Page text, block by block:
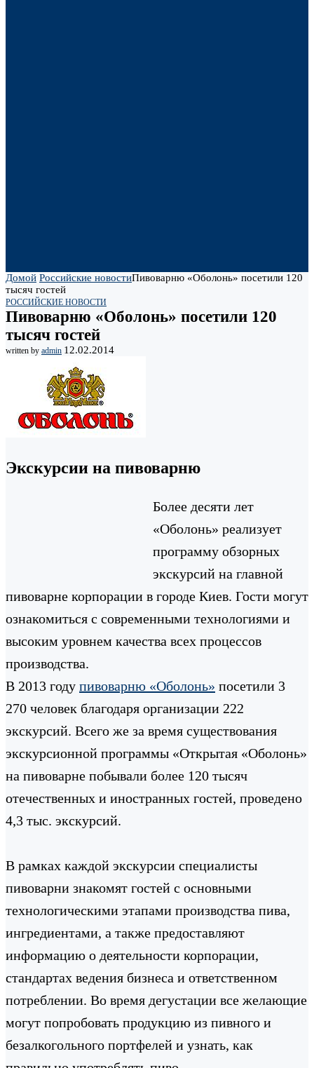
Домой Российские новостиПивоварню «Оболонь» посетили 120
тысяч гостей
РОССИЙСКИЕ НОВОСТИ
Пивоварню «Оболонь» посетили 120
тысяч гостей
written by admin 12.02.2014
Экскурсии на пивоварню
Более десяти лет
«Оболонь» реализует
программу обзорных
экскурсий на главной
пивоварне корпорации в городе Киев. Гости могут
ознакомиться с современными технологиями и
высоким уровнем качества всех процессов
производства.
В 2013 году пивоварню «Оболонь» посетили 3
270 человек благодаря организации 222
экскурсий. Всего же за время существования
экскурсионной программы «Открытая «Оболонь»
на пивоварне побывали более 120 тысяч
отечественных и иностранных гостей, проведено
4,3 тыс. экскурсий.
В рамках каждой экскурсии специалисты
пивоварни знакомят гостей с основными
технологическими этапами производства пива,
ингредиентами, а также предоставляют
информацию о деятельности корпорации,
стандартах ведения бизнеса и ответственном
потреблении. Во время дегустации все желающие
могут попробовать продукцию из пивного и
безалкогольного портфелей и узнать, как